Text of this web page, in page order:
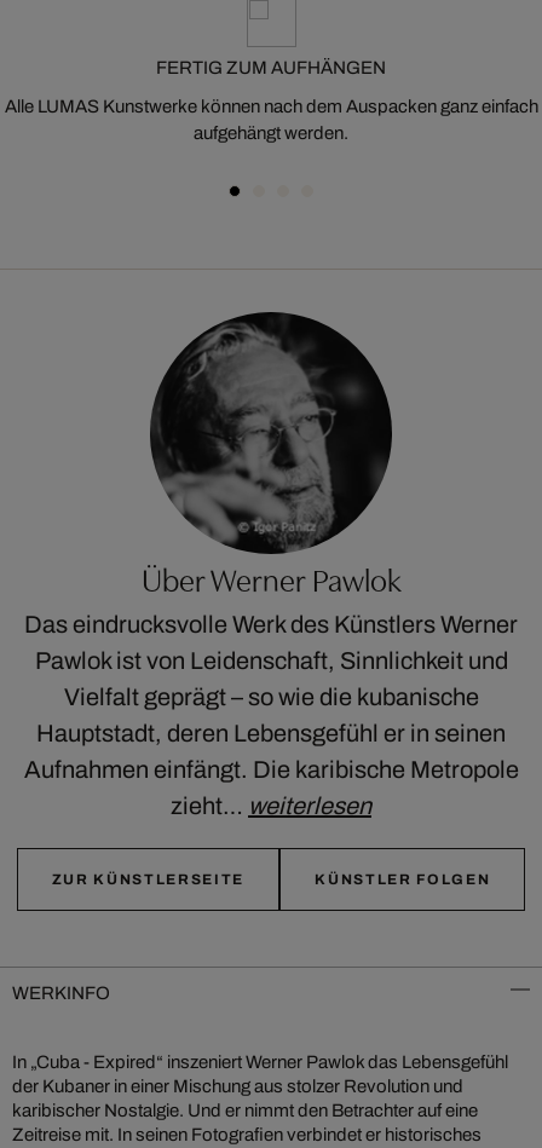
FERTIG ZUM AUFHÄNGEN
Alle LUMAS Kunstwerke können nach dem Auspacken ganz einfach
aufgehängt werden.
Über Werner Pawlok
Das eindrucksvolle Werk des Künstlers Werner
Pawlok ist von Leidenschaft, Sinnlichkeit und
Vielfalt geprägt – so wie die kubanische
Hauptstadt, deren Lebensgefühl er in seinen
Aufnahmen einfängt. Die karibische Metropole
zieht… weiterlesen
ZUR KÜNSTLERSEITE KÜNSTLER FOLGEN
WERKINFO
In „Cuba - Expired“ inszeniert Werner Pawlok das Lebensgefühl
der Kubaner in einer Mischung aus stolzer Revolution und
karibischer Nostalgie. Und er nimmt den Betrachter auf eine
Zeitreise mit. In seinen Fotografien verbindet er historisches